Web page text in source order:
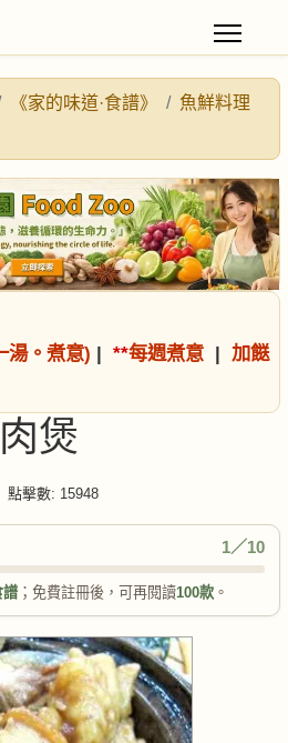
《家的味道·食譜》
魚鮮料理
湯。煮意) | **每週煮意 | 加餸
煲
點擊數: 15948
1／10
譜 ；免費註冊後，可再閱讀100款 。